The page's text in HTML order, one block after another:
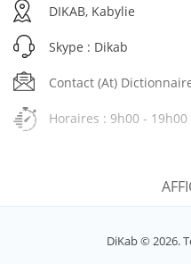
DIKAB, Kabylie
Skype : Dikab
Contact (at)
Horaires : 9h00 - 19h00
DiKab © 2026.